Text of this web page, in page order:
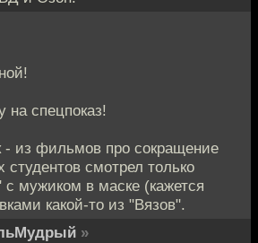
на спецпоказ!
- из фильмов про сокращение
студентов смотрел только
мужиком в маске (кажется
какой-то из "Вязов".
»